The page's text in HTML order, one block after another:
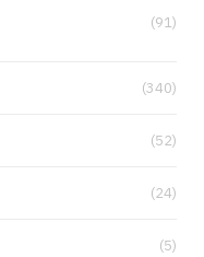
(91)
(340)
(52)
(24)
(5)